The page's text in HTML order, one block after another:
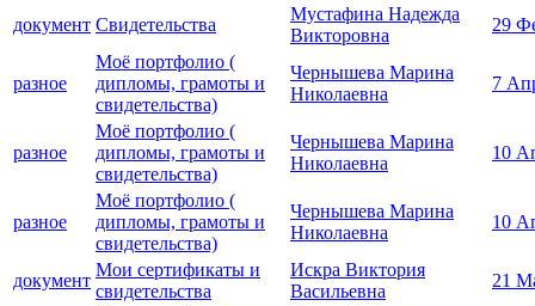
документ Свидетельства
Мустафина Надежда
Викторовна
29
разное
Моё портфолио (
дипломы, грамоты и
свидетельства)
Чернышева Марина
Николаевна
7
разное
Моё портфолио (
дипломы, грамоты и
свидетельства)
Чернышева Марина
Николаевна
10
разное
Моё портфолио (
дипломы, грамоты и
свидетельства)
Чернышева Марина
Николаевна
10
документ
Мои сертификаты и
свидетельства
Искра Виктория
Васильевна
21